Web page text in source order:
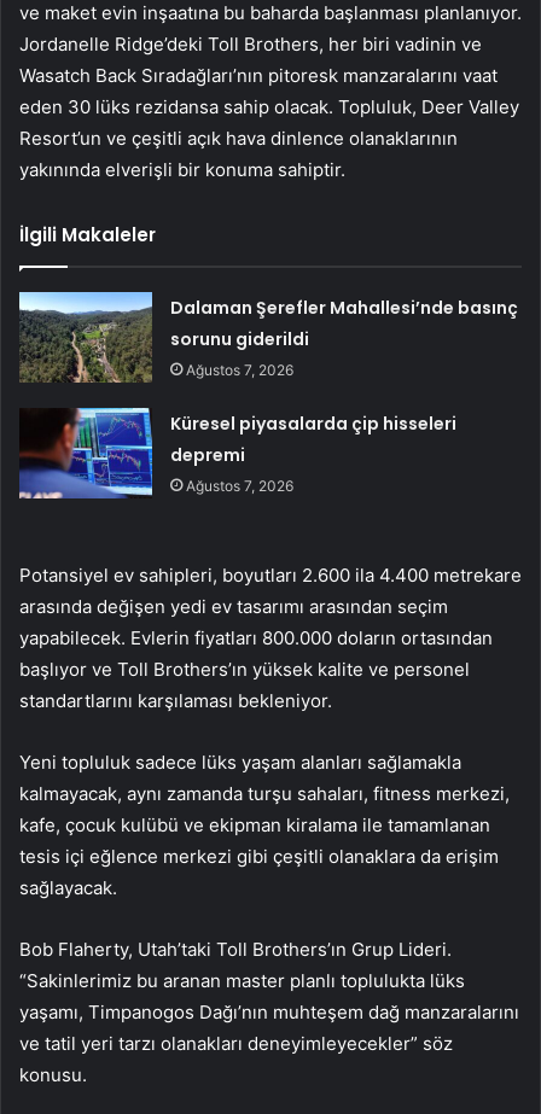
ve maket evin inşaatına bu baharda başlanması planlanıyor.
Jordanelle Ridge’deki Toll Brothers, her biri vadinin ve
Wasatch Back Sıradağları’nın pitoresk manzaralarını vaat
eden 30 lüks rezidansa sahip olacak. Topluluk, Deer Valley
Resort’un ve çeşitli açık hava dinlence olanaklarının
yakınında elverişli bir konuma sahiptir.
İlgili Makaleler
Dalaman Şerefler Mahallesi’nde basınç
sorunu giderildi
Ağustos 7, 2026
Küresel piyasalarda çip hisseleri
depremi
Ağustos 7, 2026
Potansiyel ev sahipleri, boyutları 2.600 ila 4.400 metrekare
arasında değişen yedi ev tasarımı arasından seçim
yapabilecek. Evlerin fiyatları 800.000 doların ortasından
başlıyor ve Toll Brothers’ın yüksek kalite ve personel
standartlarını karşılaması bekleniyor.
Yeni topluluk sadece lüks yaşam alanları sağlamakla
kalmayacak, aynı zamanda turşu sahaları, fitness merkezi,
kafe, çocuk kulübü ve ekipman kiralama ile tamamlanan
tesis içi eğlence merkezi gibi çeşitli olanaklara da erişim
sağlayacak.
Bob Flaherty, Utah’taki Toll Brothers’ın Grup Lideri.
“Sakinlerimiz bu aranan master planlı toplulukta lüks
yaşamı, Timpanogos Dağı’nın muhteşem dağ manzaralarını
ve tatil yeri tarzı olanakları deneyimleyecekler” söz
konusu.